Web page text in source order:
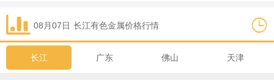
08月07日 长江有色金属价格行情
长江 广东 佛山 天津